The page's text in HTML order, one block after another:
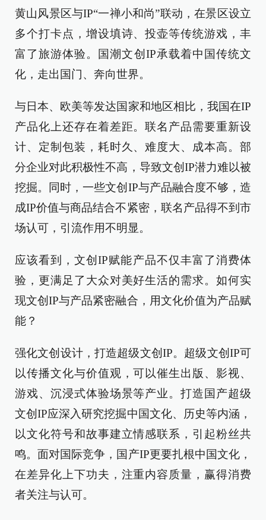
黄山风景区与IP“一禅小和尚”联动，在景区设立
多个打卡点，增设填诗、投壶等传统游戏，丰
富了旅游体验。国潮文创IP承载着中国传统文
化，走出国门、奔向世界。
与日本、欧美等发达国家和地区相比，我国在IP
产品化上还存在着差距。联名产品需要重新设
计、定制包装，耗时久、难度大、成本高。部
分企业对此积极性不高，导致文创IP潜力难以被
挖掘。同时，一些文创IP与产品融合度不够，造
成IP价值与商品结合不紧密，联名产品得不到市
场认可，引流作用不明显。
应该看到，文创IP赋能产品不仅丰富了消费体
验，更满足了大众对美好生活的需求。如何实
现文创IP与产品紧密融合，用文化价值为产品赋
能？
强化文创设计，打造超级文创IP。超级文创IP可
以传播文化与价值观，可以催生出版、影视、
游戏、沉浸式体验场景等产业。打造国产超级
文创IP应深入研究挖掘中国文化、历史等内涵，
以文化符号和故事建立情感联系，引起粉丝共
鸣。面对国际竞争，国产IP更要扎根中国文化，
在差异化上下功夫，注重内容质量，赢得消费
者关注与认可。